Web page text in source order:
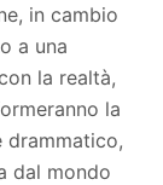
in cambio
a una
la realtà,
la
drammatico,
dal mondo